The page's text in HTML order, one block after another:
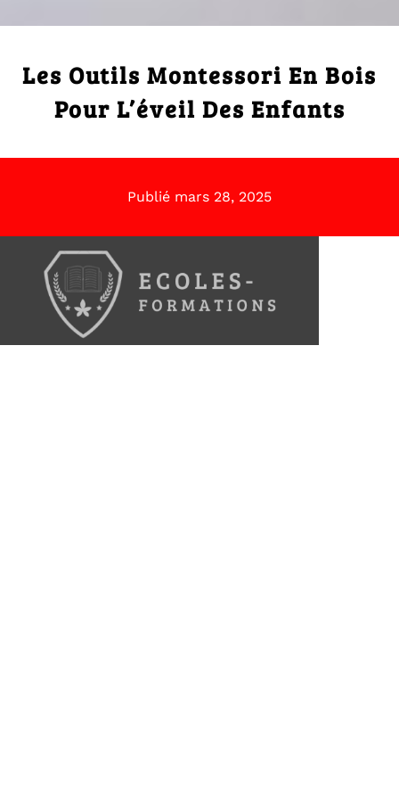
Publié mars 28, 2025
Les Outils Montessori En Bois
Pour L’éveil Des Enfants